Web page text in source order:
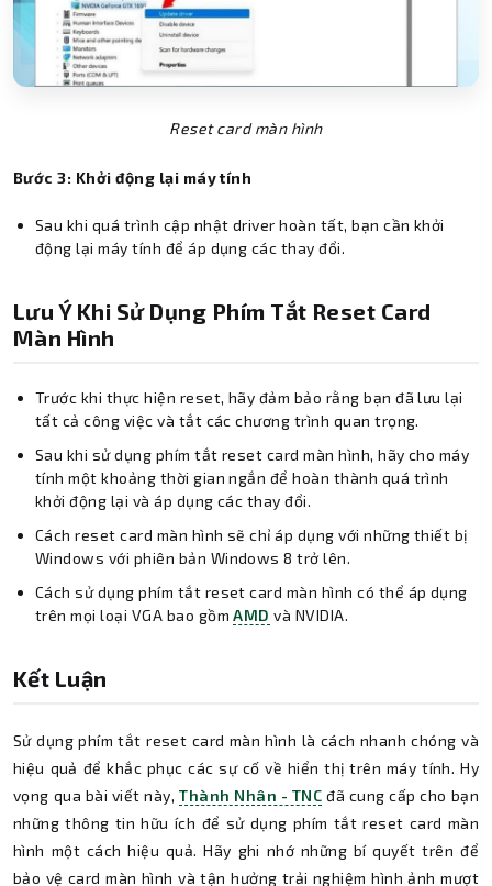
Reset card màn hình
Bước 3: Khởi động lại máy tính
Sau khi quá trình cập nhật driver hoàn tất, bạn cần khởi
động lại máy tính để áp dụng các thay đổi.
Lưu Ý Khi Sử Dụng Phím Tắt Reset Card
Màn Hình
Trước khi thực hiện reset, hãy đảm bảo rằng bạn đã lưu lại
tất cả công việc và tắt các chương trình quan trọng.
Sau khi sử dụng phím tắt reset card màn hình, hãy cho máy
tính một khoảng thời gian ngắn để hoàn thành quá trình
khởi động lại và áp dụng các thay đổi.
Cách reset card màn hình sẽ chỉ áp dụng với những thiết bị
Windows với phiên bản Windows 8 trở lên.
Cách sử dụng phím tắt reset card màn hình có thể áp dụng
trên mọi loại VGA bao gồmAMD và NVIDIA.
Kết Luận
Sử dụng phím tắt reset card màn hình là cách nhanh chóng và
hiệu quả để khắc phục các sự cố về hiển thị trên máy tính. Hy
vọng qua bài viết này,Thành Nhân - TNC đã cung cấp cho bạn
những thông tin hữu ích để sử dụng phím tắt reset card màn
hình một cách hiệu quả. Hãy ghi nhớ những bí quyết trên để
bảo vệ card màn hình và tận hưởng trải nghiệm hình ảnh mượt